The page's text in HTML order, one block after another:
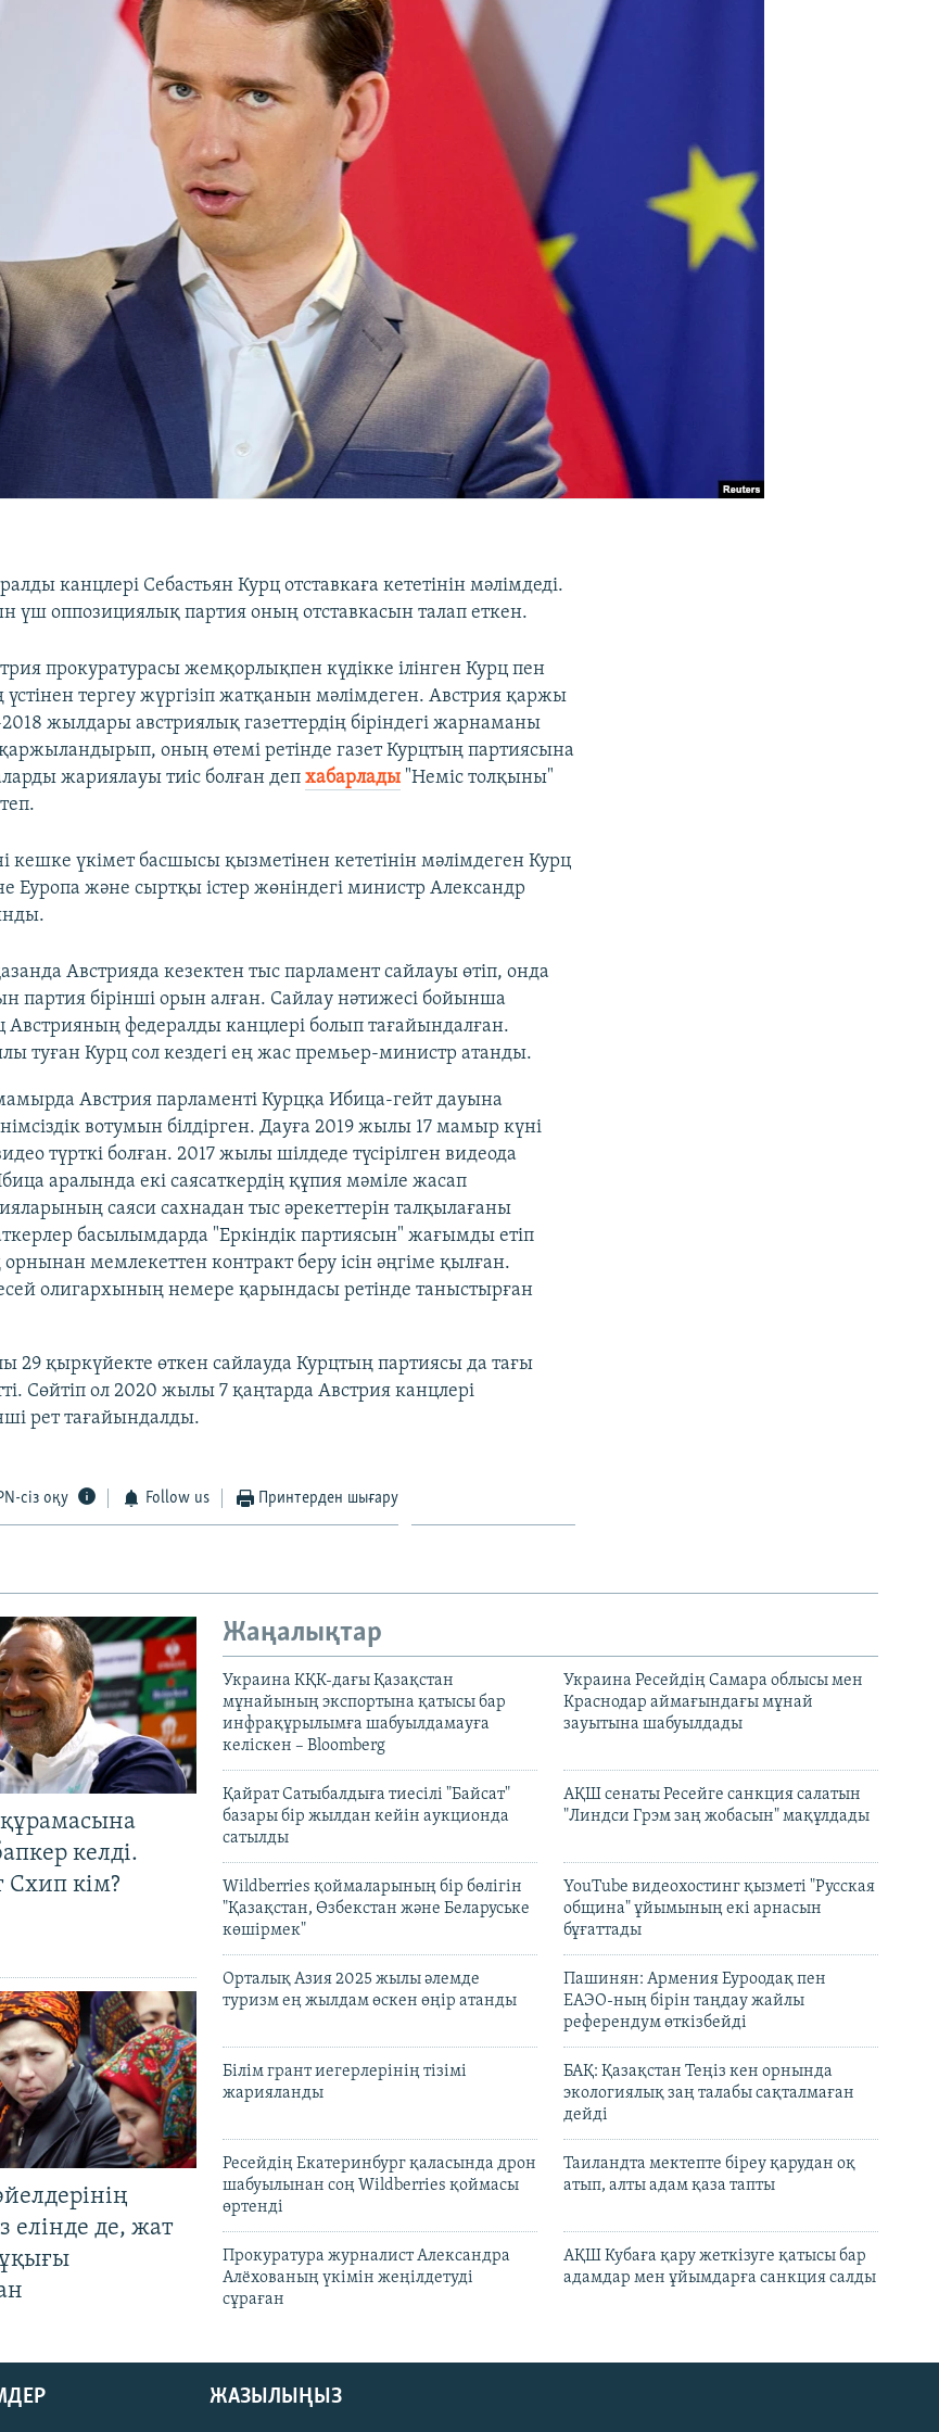
канцлері Себастьян Курц отставкаға кететінін мәлімдеді.
үш оппозициялық партия оның отставкасын талап еткен.
прокуратурасы жемқорлықпен күдікке ілінген Курц пен
тергеу жүргізіп жатқанын мәлімдеген. Австрия қаржы
2018 жылдары австриялық газеттердің біріндегі жарнаманы
оның өтемі ретінде газет Курцтың партиясына
жариялауы тиіс болған депхабарлады "Неміс толқыны"
кешке үкімет басшысы қызметінен кететінін мәлімдеген Курц
Еуропа және сыртқы істер жөніндегі министр Александр
Австрияда кезектен тыс парламент сайлауы өтіп, онда
партия бірінші орын алған. Сайлау нәтижесі бойынша
Австрияның федералды канцлері болып тағайындалған.
туған Курц сол кездегі ең жас премьер-министр атанды.
Австрия парламенті Курцқа Ибица-гейт дауына
вотумын білдірген. Дауға 2019 жылы 17 мамыр күні
түрткі болған. 2017 жылы шілдеде түсірілген видеода
аралында екі саясаткердің құпия мәміле жасап
саяси сахнадан тыс әрекеттерін талқылағаны
басылымдарда "Еркіндік партиясын" жағымды етіп
мемлекеттен контракт беру ісін әңгіме қылған.
олигархының немере қарындасы ретінде таныстырған
29 қыркүйекте өткен сайлауда Курцтың партиясы да тағы
Сөйтіп ол 2020 жылы 7 қаңтарда Австрия канцлері
рет тағайындалды.
сіз оқу Follow us Принтерден шығару
келді.
Схип кім?
елінде де, жат
Жаңалықтар
Украина КҚК-дағы Қазақстан
мұнайының экспортына қатысы бар
инфрақұрылымға шабуылдамауға
келіскен – Bloomberg
Украина Ресейдің Самара облысы мен
Краснодар аймағындағы мұнай
зауытына шабуылдады
Қайрат Сатыбалдыға тиесілі "Байсат"
базары бір жылдан кейін аукционда
сатылды
АҚШ сенаты Ресейге санкция салатын
"Линдси Грэм заң жобасын" мақұлдады
Wildberries қоймаларының бір бөлігін
"Қазақстан, Өзбекстан және Беларуське
көшірмек"
YouTube видеохостинг қызметі "Русская
община" ұйымының екі арнасын
бұғаттады
Орталық Азия 2025 жылы әлемде
туризм ең жылдам өскен өңір атанды
Пашинян: Армения Еуроодақ пен
ЕАЭО-ның бірін таңдау жайлы
референдум өткізбейді
Білім грант иегерлерінің тізімі
жарияланды
БАҚ: Қазақстан Теңіз кен орнында
экологиялық заң талабы сақталмаған
дейді
Ресейдің Екатеринбург қаласында дрон
шабуылынан соң Wildberries қоймасы
өртенді
Таиландта мектепте біреу қарудан оқ
атып, алты адам қаза тапты
Прокуратура журналист Александра
Алёхованың үкімін жеңілдетуді
сұраған
АҚШ Кубаға қару жеткізуге қатысы бар
адамдар мен ұйымдарға санкция салды
ЖАЗЫЛЫҢЫЗ